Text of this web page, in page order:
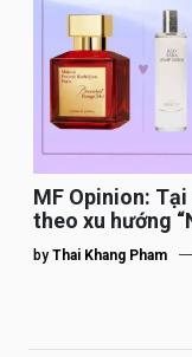
MF Opinion:
theo xu hướng
by Thai Khang Pham